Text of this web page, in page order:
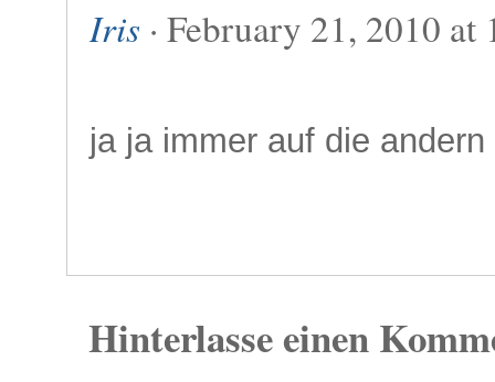
Iris · February 21, 2010 at
ja ja immer auf die
Hinterlasse einen